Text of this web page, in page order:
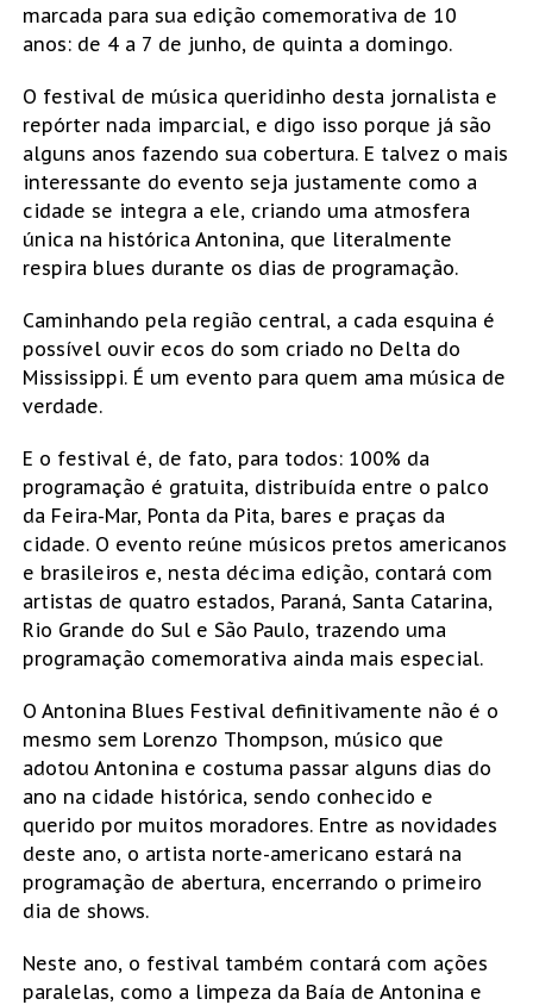
marcada para sua edição comemorativa de 10
anos: de 4 a 7 de junho, de quinta a domingo.
O festival de música queridinho desta jornalista e
repórter nada imparcial, e digo isso porque já são
alguns anos fazendo sua cobertura. E talvez o mais
interessante do evento seja justamente como a
cidade se integra a ele, criando uma atmosfera
única na histórica Antonina, que literalmente
respira blues durante os dias de programação.
Caminhando pela região central, a cada esquina é
possível ouvir ecos do som criado no Delta do
Mississippi. É um evento para quem ama música de
verdade.
E o festival é, de fato, para todos: 100% da
programação é gratuita, distribuída entre o palco
da Feira-Mar, Ponta da Pita, bares e praças da
cidade. O evento reúne músicos pretos americanos
e brasileiros e, nesta décima edição, contará com
artistas de quatro estados, Paraná, Santa Catarina,
Rio Grande do Sul e São Paulo, trazendo uma
programação comemorativa ainda mais especial.
O Antonina Blues Festival definitivamente não é o
mesmo sem Lorenzo Thompson, músico que
adotou Antonina e costuma passar alguns dias do
ano na cidade histórica, sendo conhecido e
querido por muitos moradores. Entre as novidades
deste ano, o artista norte-americano estará na
programação de abertura, encerrando o primeiro
dia de shows.
Neste ano, o festival também contará com ações
paralelas, como a limpeza da Baía de Antonina e